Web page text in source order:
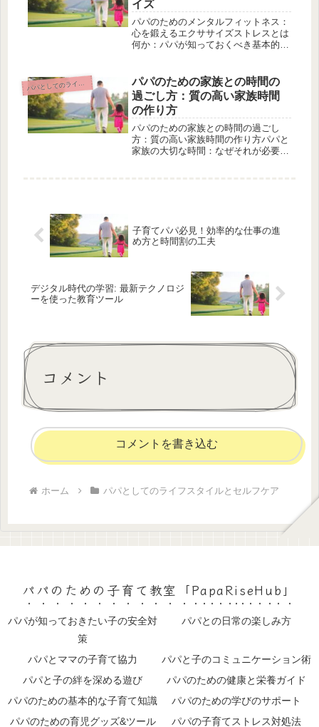
イズ
パパのためのメンタルフィットネス：
心を鍛えるエクササイズストレスとは
何か：パパが知っておくべき基本的な
スの本当の意味を理解することは難し
いかもしれません。この記事では、分
か...
パ パとしてのライフスタイルとセルフケア
パパのための家族との時間の
過ごし方：質の高い家族時間
の作り方
パパのための家族との時間の過ごし
方：質の高い家族時間の作り方パパと
家族の大切な時間：なぜそれが必要な
子育てパパ必見！効率的な仕事の進
め方と時間割の工夫
デジタル時代の学習: 最新テクノロジ
ーを使った教育ツール
コメント
コメントを書き込む
ホーム パパとしてのライフスタイルとセルフケア
パパのための子育て教室「PapaRiseHub」
パパが知っておきたい子の安全対
策
パパとの日常の楽しみ方
パパとママの子育て協力
パパと子のコミュニケーション術
パパと子の絆を深める遊び
パパのための健康と栄養ガイド
パパのための基本的な子育て知識
パパのための学びのサポート
パパのための育児グッズ&ツール
パパの子育てストレス対処法